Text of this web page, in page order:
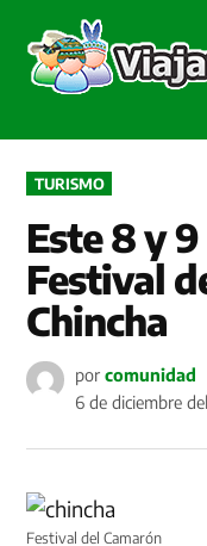
contenido
PUBLICADO
EN
TURISMO
Este 8 y
Festival
Chincha
por comunidad
6 de diciembre
Festival del Camarón